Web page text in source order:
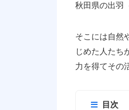
秋田県の出羽
そこには自然
じめた人たち
力を得てその
目次